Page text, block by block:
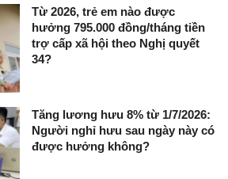
Từ 2026, trẻ em nào được
hưởng 795.000 đồng/tháng tiền
trợ cấp xã hội theo Nghị quyết
34?
Tăng lương hưu 8% từ 1/7/2026:
Người nghỉ hưu sau ngày này có
được hưởng không?